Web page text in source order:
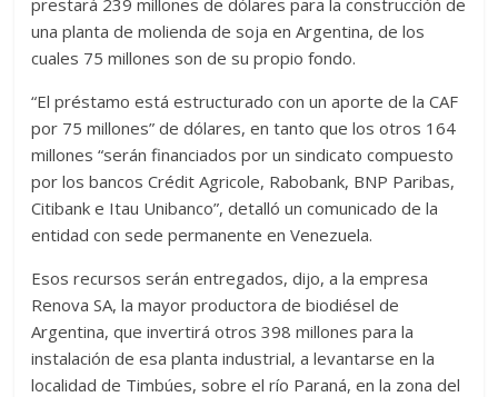
una planta de molienda de soja en Argentina, de los
cuales 75 millones son de su propio fondo.
“El préstamo está estructurado con un aporte de la CAF
por 75 millones” de dólares, en tanto que los otros 164
millones “serán financiados por un sindicato compuesto
por los bancos Crédit Agricole, Rabobank, BNP Paribas,
Citibank e Itau Unibanco”, detalló un comunicado de la
entidad con sede permanente en Venezuela.
Esos recursos serán entregados, dijo, a la empresa
Renova SA, la mayor productora de biodiésel de
Argentina, que invertirá otros 398 millones para la
instalación de esa planta industrial, a levantarse en la
localidad de Timbúes, sobre el río Paraná, en la zona del